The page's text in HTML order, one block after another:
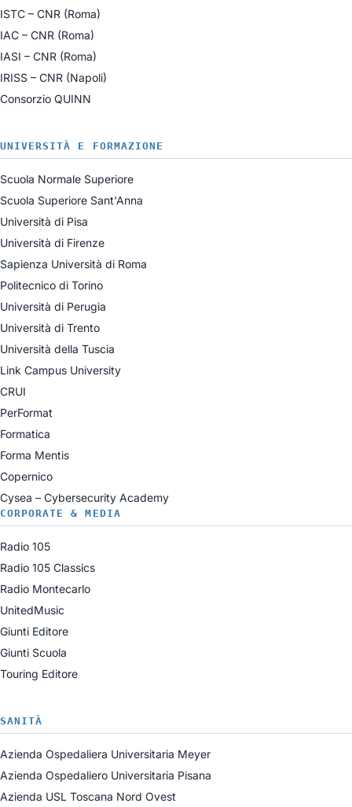
ISTC – CNR (Roma)
IAC – CNR (Roma)
IASI – CNR (Roma)
IRISS – CNR (Napoli)
Consorzio QUINN
UNIVERSITÀ E FORMAZIONE
Scuola Normale Superiore
Scuola Superiore Sant'Anna
Università di Pisa
Università di Firenze
Sapienza Università di Roma
Politecnico di Torino
Università di Perugia
Università di Trento
Università della Tuscia
Link Campus University
CRUI
PerFormat
Formatica
Forma Mentis
Copernico
Cysea – Cybersecurity Academy
CORPORATE & MEDIA
Radio 105
Radio 105 Classics
Radio Montecarlo
UnitedMusic
Giunti Editore
Giunti Scuola
Touring Editore
SANITÀ
Azienda Ospedaliera Universitaria Meyer
Azienda Ospedaliero Universitaria Pisana
Azienda USL Toscana Nord Ovest